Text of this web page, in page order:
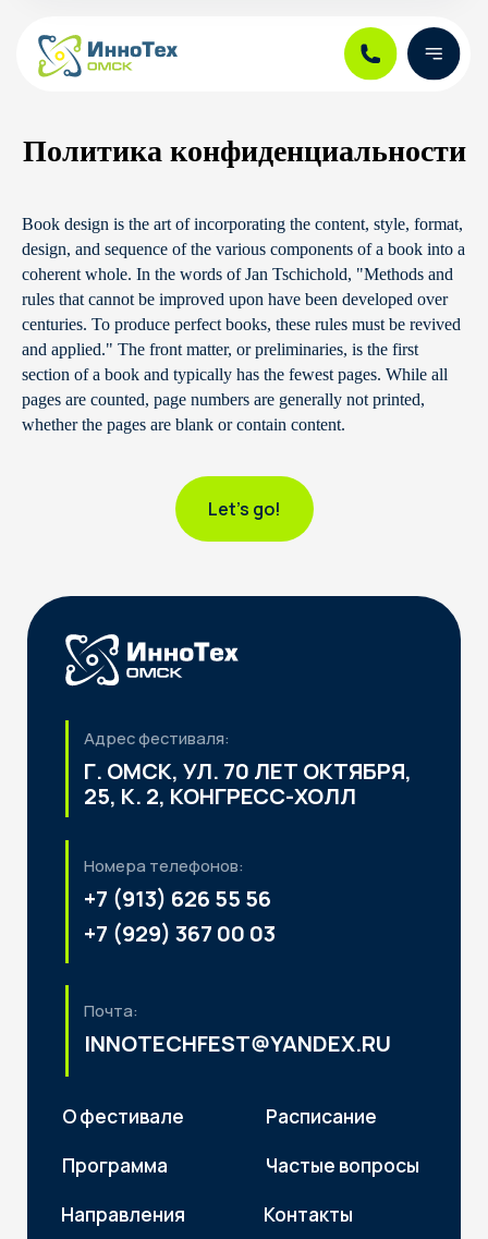
Политика конфиденциальности
Book design is the art of incorporating the content, style, format,
design, and sequence of the various components of a book into a
coherent whole. In the words of Jan Tschichold, "Methods and
rules that cannot be improved upon have been developed over
centuries. To produce perfect books, these rules must be revived
and applied." The front matter, or preliminaries, is the first
section of a book and typically has the fewest pages. While all
pages are counted, page numbers are generally not printed,
whether the pages are blank or contain content.
Let's go!
Адрес фестиваля:
25, К. 2, КОНГРЕСС-ХОЛЛ
+7 (913) 626 55 56
+7 (929) 367 00 03
Почта:
INNOTECHFEST@YANDEX.RU
Подать заявку
О фестивале
Программа
Расписание
Частые вопросы
РЕГИСТРАЦИЯ ЗАВЕРШЕНА
Регистрация на конкурсные
направления фестиваля завершена. Но
вы сможете прийти и погрузиться в
ЗАДАЙТЕ ВОПРОС
менеджеры фестиваля свяжутся с вами
и проконсультируют вас
Отправить заявку
Я даю своё согласие на
обработку персональных
и соглашаюсь сполитикой
+7